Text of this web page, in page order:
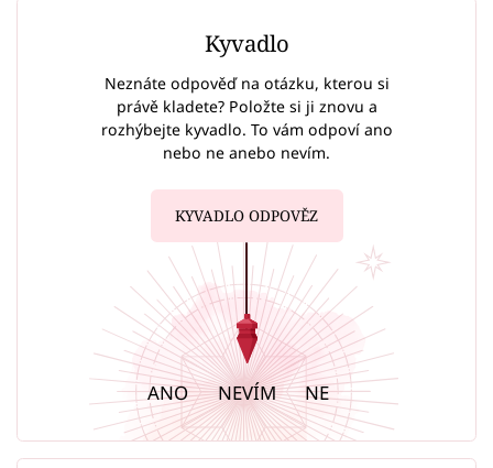
Kyvadlo
Neznáte odpověď na otázku, kterou si
právě kladete? Položte si ji znovu a
rozhýbejte kyvadlo. To vám odpoví ano
nebo ne anebo nevím.
KYVADLO ODPOVĚZ
ANO NEVÍM NE